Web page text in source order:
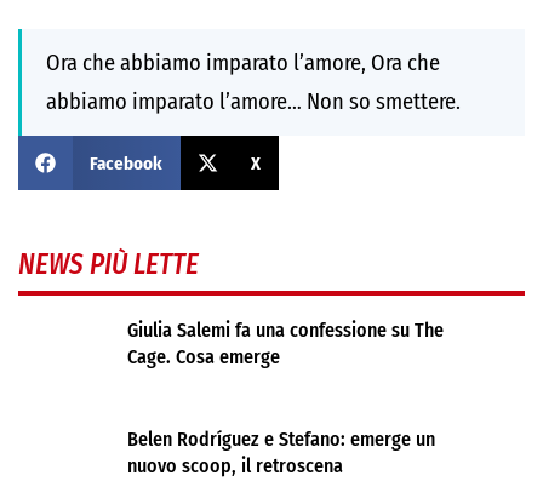
Ora che abbiamo imparato l’amore, Ora che
abbiamo imparato l’amore… Non so smettere.
Facebook X
NEWS PIÙ LETTE
Giulia Salemi fa una confessione su The
Cage. Cosa emerge
Belen Rodríguez e Stefano: emerge un
nuovo scoop, il retroscena